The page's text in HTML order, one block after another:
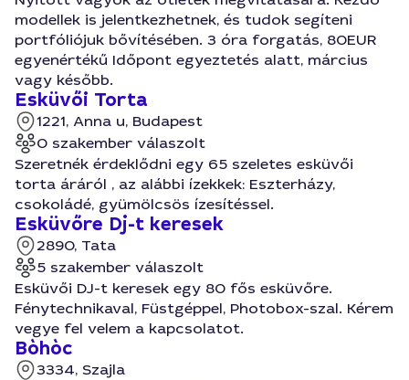
modellek is jelentkezhetnek, és tudok segíteni
portfóliójuk bővítésében. 3 óra forgatás, 80EUR
egyenértékű Időpont egyeztetés alatt, március
vagy később.
Esküvői Torta
1221, Anna u, Budapest
0 szakember válaszolt
Szeretnék érdeklődni egy 65 szeletes esküvői
torta áráról , az alábbi ízekkek: Eszterházy,
csokoládé, gyümölcsös ízesítéssel.
Esküvőre Dj-t keresek
2890, Tata
5 szakember válaszolt
Esküvői DJ-t keresek egy 80 fős esküvőre.
Fénytechnikaval, Füstgéppel, Photobox-szal. Kérem
vegye fel velem a kapcsolatot.
Bòhòc
3334, Szajla